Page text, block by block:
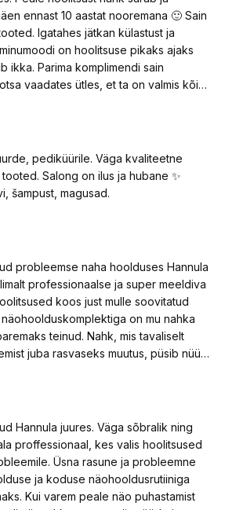
ennast 10 aastat nooremana 🙂 Sain
Igatahes jätkan külastust ja
on hoolitsuse pikaks ajaks
ikka. Parima komplimendi sain
vaadates ütles, et ta on valmis kõik
😂 Anu on super tegija,
🤍
pediküürile. Väga kvaliteetne
Salong on ilus ja hubane ✨
šampust, magusad.
probleemse naha hoolduses Hannula
professionaalse ja super meeldiva
koos just mulle soovitatud
on mu nahka
teinud. Nahk, mis tavaliselt
juba rasvaseks muutus, püsib nüüd
on palju vähemaks jäänud. Soovitan
nahaga probleeme!
Hannula juures. Väga sõbralik ning
proffessionaal, kes valis hoolitsused
Üsna rasune ja probleemne
ja koduse näohooldusrutiiniga
Kui varem peale näo puhastamist